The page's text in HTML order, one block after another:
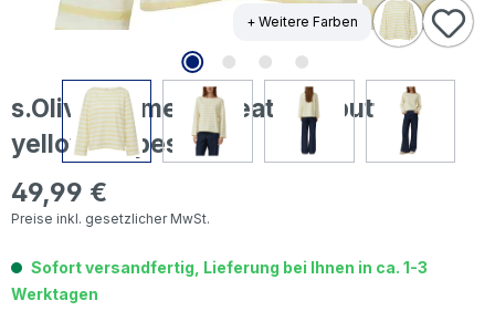
+ Weitere Farben
s.Oliver Damen Sweatshirt butter
yellow stripes
Regulärer Preis:
49,99 €
Preise inkl. gesetzlicher MwSt.
Sofort versandfertig, Lieferung bei Ihnen in ca. 1-3
Werktagen